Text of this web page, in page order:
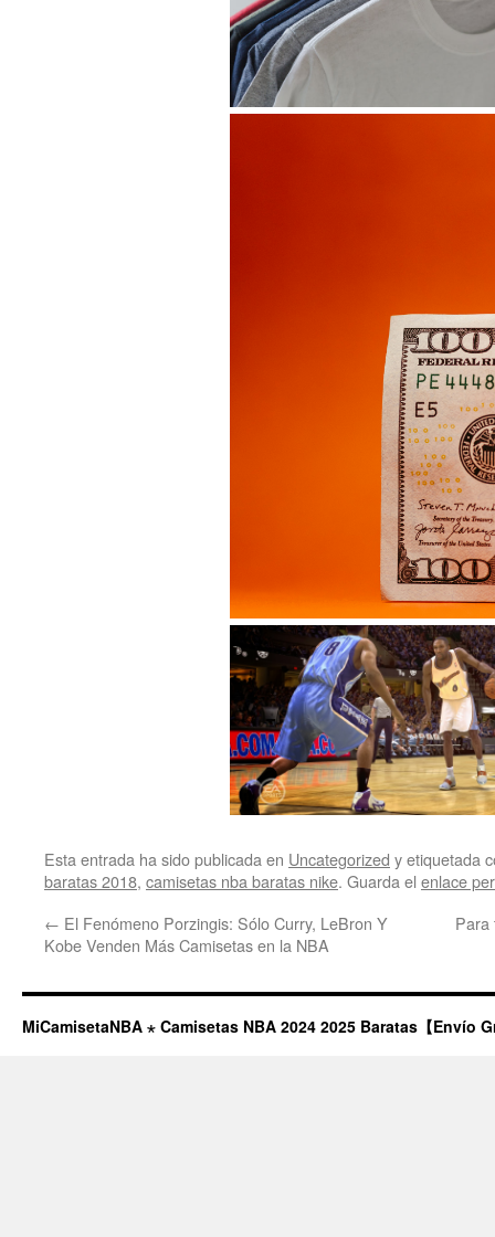
Esta entrada ha sido publicada en Uncategorized y etiquetada
baratas 2018, camisetas nba baratas nike. Guarda el enlace
← El Fenómeno Porzingis: Sólo Curry, LeBron Y
Kobe Venden Más Camisetas en la NBA
Para
MiCamisetaNBA ⋆ Camisetas NBA 2024 2025 Baratas【Envío